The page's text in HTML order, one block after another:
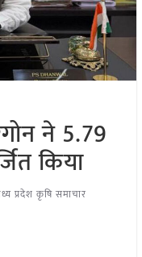
ने 5.79
किया
प्रदेश कृषि समाचार